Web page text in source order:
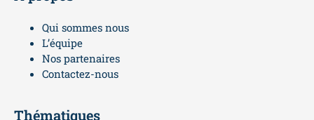
Qui sommes nous
L’équipe
Nos partenaires
Contactez-nous
Thématiques